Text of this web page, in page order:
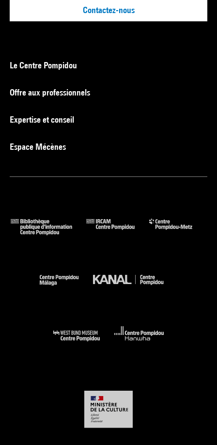
Contactez-nous
Le Centre Pompidou
Offre aux professionnels
Expertise et conseil
Espace Mécènes